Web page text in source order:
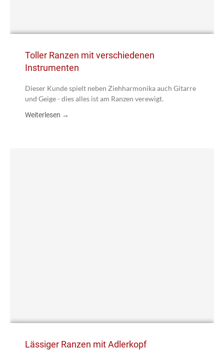
Toller Ranzen mit verschiedenen
Instrumenten
Dieser Kunde spielt neben Ziehharmonika auch Gitarre
und Geige - dies alles ist am Ranzen verewigt.
Weiterlesen →
Lässiger Ranzen mit Adlerkopf